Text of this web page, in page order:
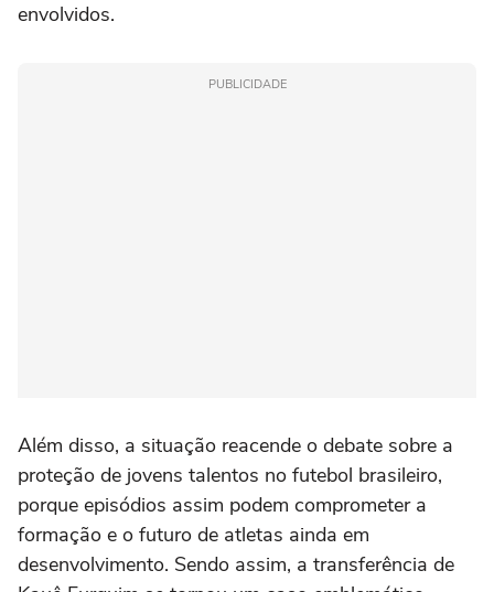
envolvidos.
PUBLICIDADE
Além disso, a situação reacende o debate sobre a
proteção de jovens talentos no futebol brasileiro,
porque episódios assim podem comprometer a
formação e o futuro de atletas ainda em
desenvolvimento. Sendo assim, a transferência de